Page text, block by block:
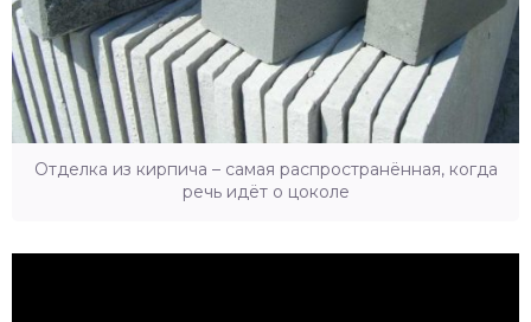
Отделка из кирпича – самая распространённая, когда
речь идёт о цоколе